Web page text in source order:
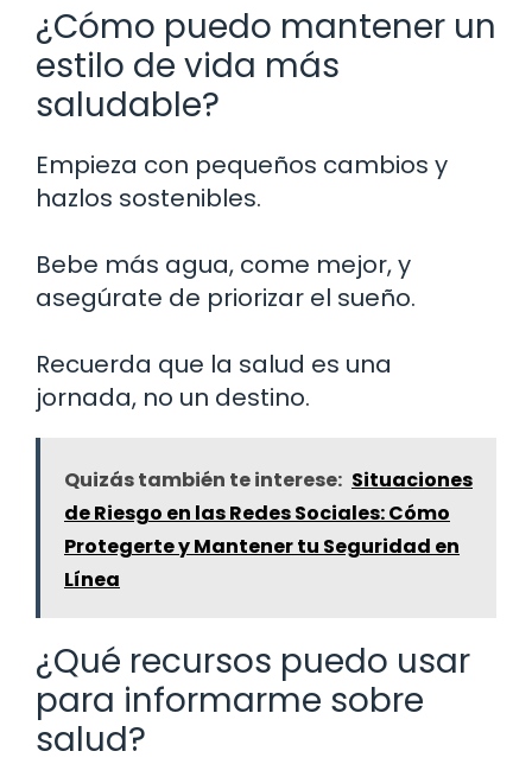
¿Cómo puedo mantener un
estilo de vida más
saludable?
Empieza con pequeños cambios y
hazlos sostenibles.
Bebe más agua, come mejor, y
asegúrate de priorizar el sueño.
Recuerda que la salud es una
jornada, no un destino.
Quizás también te interese: Situaciones
de Riesgo en las Redes Sociales: Cómo
Protegerte y Mantener tu Seguridad en
Línea
¿Qué recursos puedo usar
para informarme sobre
salud?